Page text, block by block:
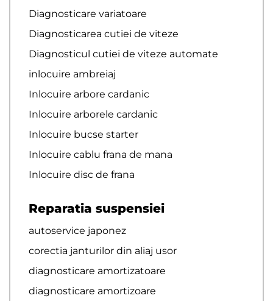
Diagnosticare variatoare
Diagnosticarea cutiei de viteze
Diagnosticul cutiei de viteze automate
inlocuire ambreiaj
Inlocuire arbore cardanic
Inlocuire arborele cardanic
Inlocuire bucse starter
Inlocuire cablu frana de mana
Inlocuire disc de frana
Reparatia suspensiei
autoservice japonez
corectia janturilor din aliaj usor
diagnosticare amortizatoare
diagnosticare amortizoare